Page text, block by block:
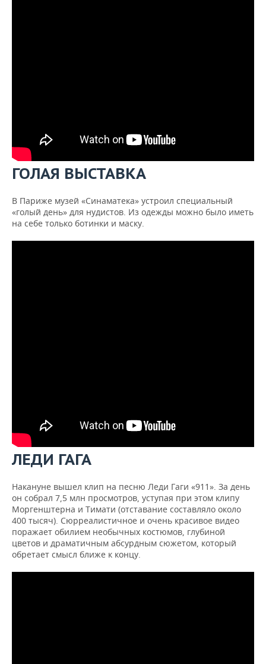
ГОЛАЯ ВЫСТАВКА
В Париже музей «Синаматека» устроил специальный
«голый день» для нудистов. Из одежды можно было иметь
на себе только ботинки и маску.
ЛЕДИ ГАГА
Накануне вышел клип на песню Леди Гаги «911». За день
он собрал 7,5 млн просмотров, уступая при этом клипу
Моргенштерна и Тимати (отставание составляло около
400 тысяч). Сюрреалистичное и очень красивое видео
поражает обилием необычных костюмов, глубиной
цветов и драматичным абсурдным сюжетом, который
обретает смысл ближе к концу.